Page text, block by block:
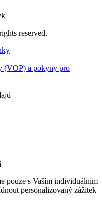
reserved.
(VOP) a pokyny pro
pouze s Vaším individuálním
personalizovaný zážitek